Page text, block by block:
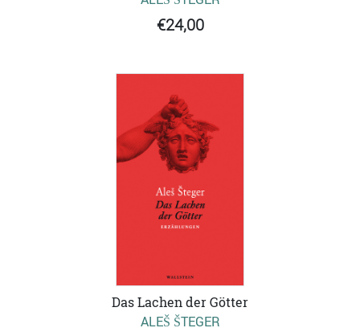
€24,00
Das Lachen der Götter
ALEŠ ŠTEGER